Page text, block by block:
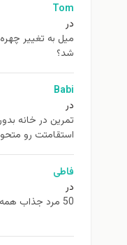
Tom
در
ميل به تغيير
شد؟
Babi
در
استقامتت رو
فاطی
در
50 مرد جذاب همه دوران ها